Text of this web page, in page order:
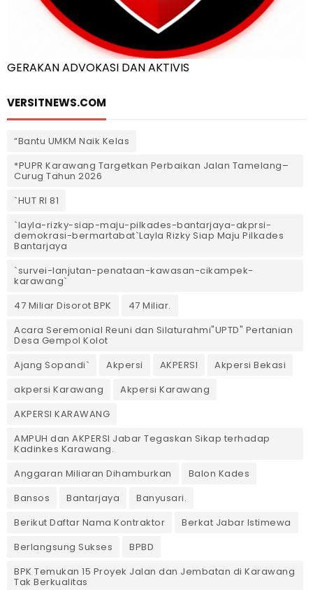
GERAKAN ADVOKASI DAN AKTIVIS
VERSITNEWS.COM
“Bantu UMKM Naik Kelas
*PUPR Karawang Targetkan Perbaikan Jalan Tamelang–
Curug Tahun 2026
`HUT RI 81
`layla-rizky-siap-maju-pilkades-bantarjaya-akprsi-
demokrasi-bermartabat`Layla Rizky Siap Maju Pilkades
Bantarjaya
`survei-lanjutan-penataan-kawasan-cikampek-
karawang`
47 Miliar Disorot BPK
47 Miliar.
Acara Seremonial Reuni dan Silaturahmi"UPTD" Pertanian
Desa Gempol Kolot
Ajang Sopandi`
Akpersi AKPERSI
Akpersi Bekasi
akpersi Karawang
Akpersi Karawang
AKPERSI KARAWANG
AMPUH dan AKPERSI Jabar Tegaskan Sikap terhadap
Kadinkes Karawang.
Anggaran Miliaran Dihamburkan
Balon Kades
Bansos
Bantarjaya
Banyusari.
Berikut Daftar Nama Kontraktor
Berkat Jabar Istimewa
Berlangsung Sukses
BPBD
BPK Temukan 15 Proyek Jalan dan Jembatan di Karawang
Tak Berkualitas